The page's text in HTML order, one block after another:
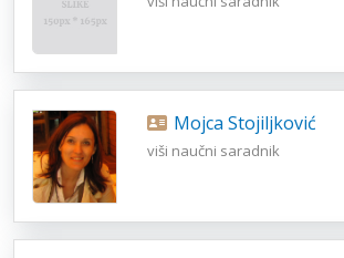
Mojca Stojiljković
viši naučni saradnik